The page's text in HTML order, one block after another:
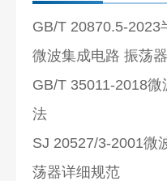
GB/T 20870.5-2023
微波集成电路 振荡器
GB/T 35011-2018
法
SJ 20527/3-2001微
荡器详细规范